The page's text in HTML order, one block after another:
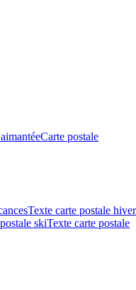
Carte postale
Texte carte postale hiver
skiTexte carte postale